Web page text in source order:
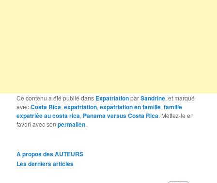
Ce contenu a été publié dans ExpatriationparSandrine, et marqué
avecCosta Rica,expatriation,expatriation en famille,famille
expatriée au costa rica, Panama versus Costa Rica. Mettez-le en
favori avec sonpermalien.
A propos des AUTEURS
Les derniers articles